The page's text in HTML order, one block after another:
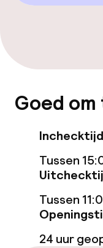
Terras
Bar
Lunch à la
Lunch, vast
Goed
Inchecktijd
Tussen
Tussen
24 uur